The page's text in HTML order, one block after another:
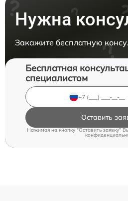
Нужна
Закажите бесплатную
Бесплатная
специалистом
Оставить
Нажимая на кнопку "Оставить заявку"